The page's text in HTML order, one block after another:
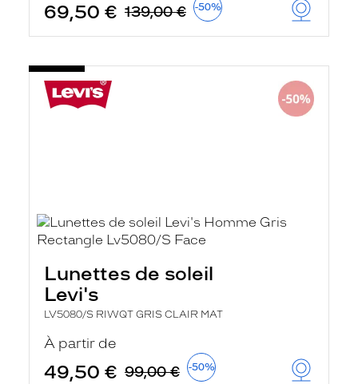
69,50 € 139,00 € -50%
Lunettes de soleil
Levi's
LV5080/S RIWQT GRIS CLAIR MAT
À partir de
49,50 € 99,00 € -50%